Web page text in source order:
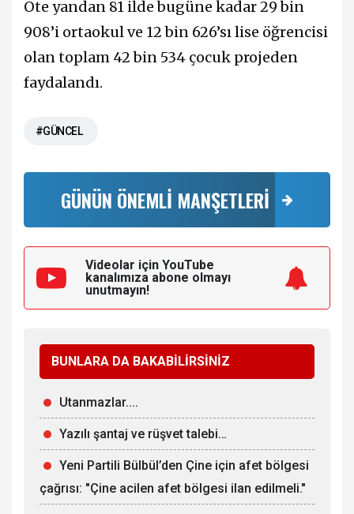
Öte yandan 81 ilde bugüne kadar 29 bin
908’i ortaokul ve 12 bin 626’sı lise öğrencisi
olan toplam 42 bin 534 çocuk projeden
faydalandı.
#GÜNCEL
GÜNÜN ÖNEMLİ MANŞETLERİ
Videolar için YouTube
kanalımıza abone olmayı
unutmayın!
BUNLARA DA BAKABİLİRSİNİZ
Utanmazlar....
Yazılı şantaj ve rüşvet talebi…
Yeni Partili Bülbül’den Çine için afet bölgesi
çağrısı: "Çine acilen afet bölgesi ilan edilmeli."